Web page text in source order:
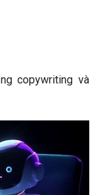
copywriting và